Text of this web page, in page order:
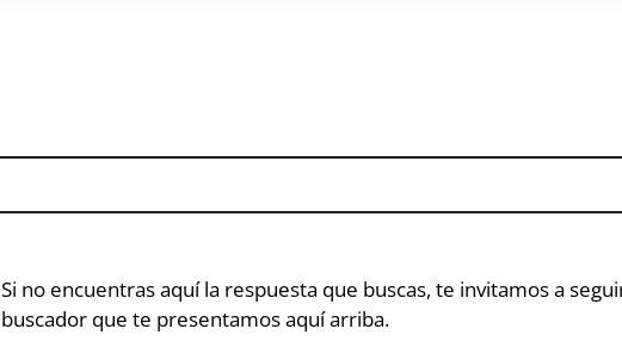
Si no encuentras aquí la respuesta que buscas, te invitamos a
buscador que te presentamos aquí arriba.